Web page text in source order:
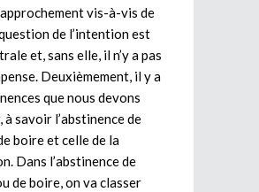
vis-à-vis de
de l’intention est
et, sans elle, il n’y a pas
Deuxièmement, il y a
que nous devons
à savoir l’abstinence de
boire et celle de la
Dans l’abstinence de
de boire, on va classer